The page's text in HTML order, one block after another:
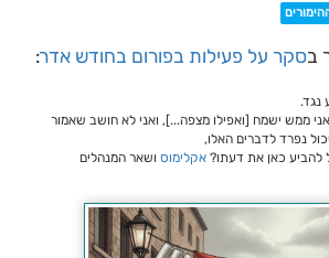
בסקר על פעילות בפורום בחודש אדר:
נגד.
ממש ישמח [ואפילו מצפה...], ואני לא חושב שאמור
נפרד לדברים האלו,
להביע כאן את דעתו? אקלימוס ושאר המנהלים